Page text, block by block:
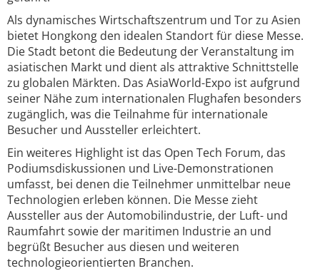
Als dynamisches Wirtschaftszentrum und Tor zu Asien
bietet Hongkong den idealen Standort für diese Messe.
Die Stadt betont die Bedeutung der Veranstaltung im
asiatischen Markt und dient als attraktive Schnittstelle
zu globalen Märkten. Das AsiaWorld-Expo ist aufgrund
seiner Nähe zum internationalen Flughafen besonders
zugänglich, was die Teilnahme für internationale
Besucher und Aussteller erleichtert.
Ein weiteres Highlight ist das Open Tech Forum, das
Podiumsdiskussionen und Live-Demonstrationen
umfasst, bei denen die Teilnehmer unmittelbar neue
Technologien erleben können. Die Messe zieht
Aussteller aus der Automobilindustrie, der Luft- und
Raumfahrt sowie der maritimen Industrie an und
begrüßt Besucher aus diesen und weiteren
technologieorientierten Branchen.